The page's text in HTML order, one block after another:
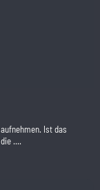
Ist das
....